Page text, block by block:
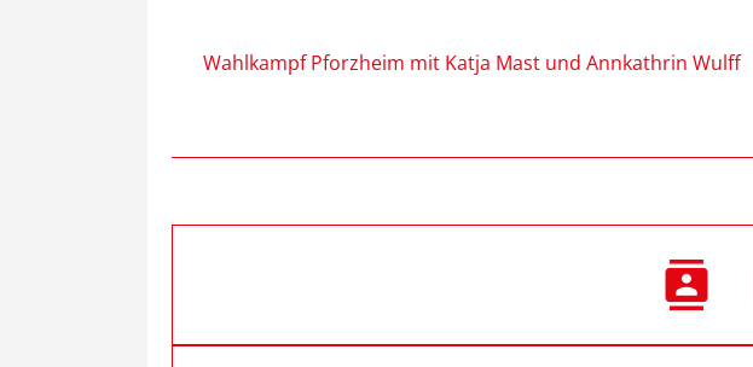
Wahlkampf Pforzheim mit Katja Mast und Annkathrin Wulff